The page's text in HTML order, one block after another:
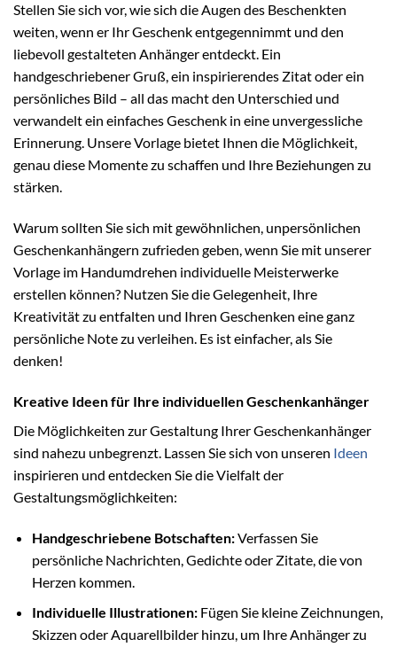
Stellen Sie sich vor, wie sich die Augen des Beschenkten
weiten, wenn er Ihr Geschenk entgegennimmt und den
liebevoll gestalteten Anhänger entdeckt. Ein
handgeschriebener Gruß, ein inspirierendes Zitat oder ein
persönliches Bild – all das macht den Unterschied und
verwandelt ein einfaches Geschenk in eine unvergessliche
Erinnerung. Unsere Vorlage bietet Ihnen die Möglichkeit,
genau diese Momente zu schaffen und Ihre Beziehungen zu
stärken.
Warum sollten Sie sich mit gewöhnlichen, unpersönlichen
Geschenkanhängern zufrieden geben, wenn Sie mit unserer
Vorlage im Handumdrehen individuelle Meisterwerke
erstellen können? Nutzen Sie die Gelegenheit, Ihre
Kreativität zu entfalten und Ihren Geschenken eine ganz
persönliche Note zu verleihen. Es ist einfacher, als Sie
denken!
Kreative Ideen für Ihre individuellen Geschenkanhänger
Die Möglichkeiten zur Gestaltung Ihrer Geschenkanhänger
sind nahezu unbegrenzt. Lassen Sie sich von unseren Ideen
inspirieren und entdecken Sie die Vielfalt der
Gestaltungsmöglichkeiten:
Handgeschriebene Botschaften:Verfassen Sie
persönliche Nachrichten, Gedichte oder Zitate, die von
Herzen kommen.
Individuelle Illustrationen:Fügen Sie kleine Zeichnungen,
Skizzen oder Aquarellbilder hinzu, um Ihre Anhänger zu